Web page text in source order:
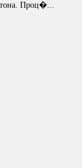
Проц�...